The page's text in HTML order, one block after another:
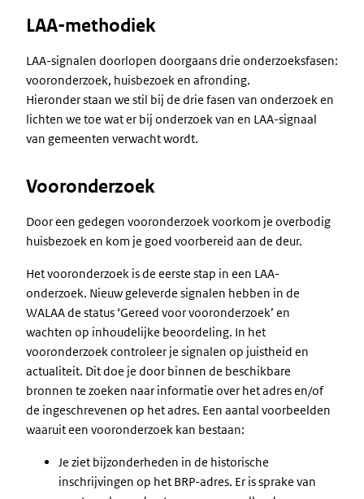
LAA-methodiek
LAA-signalen doorlopen doorgaans drie onderzoeksfasen:
vooronderzoek, huisbezoek en afronding.
Hieronder staan we stil bij de drie fasen van onderzoek en
lichten we toe wat er bij onderzoek van en LAA-signaal
van gemeenten verwacht wordt.
Vooronderzoek
Door een gedegen vooronderzoek voorkom je overbodig
huisbezoek en kom je goed voorbereid aan de deur.
Het vooronderzoek is de eerste stap in een LAA-
onderzoek. Nieuw geleverde signalen hebben in de
WALAA de status ‘Gereed voor vooronderzoek’ en
wachten op inhoudelijke beoordeling. In het
vooronderzoek controleer je signalen op juistheid en
actualiteit. Dit doe je door binnen de beschikbare
bronnen te zoeken naar informatie over het adres en/of
de ingeschrevenen op het adres. Een aantal voorbeelden
waaruit een vooronderzoek kan bestaan:
Je ziet bijzonderheden in de historische
inschrijvingen op het BRP-adres. Er is sprake van